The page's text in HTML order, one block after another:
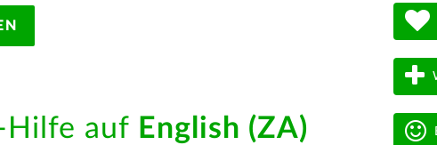
auf English (ZA)